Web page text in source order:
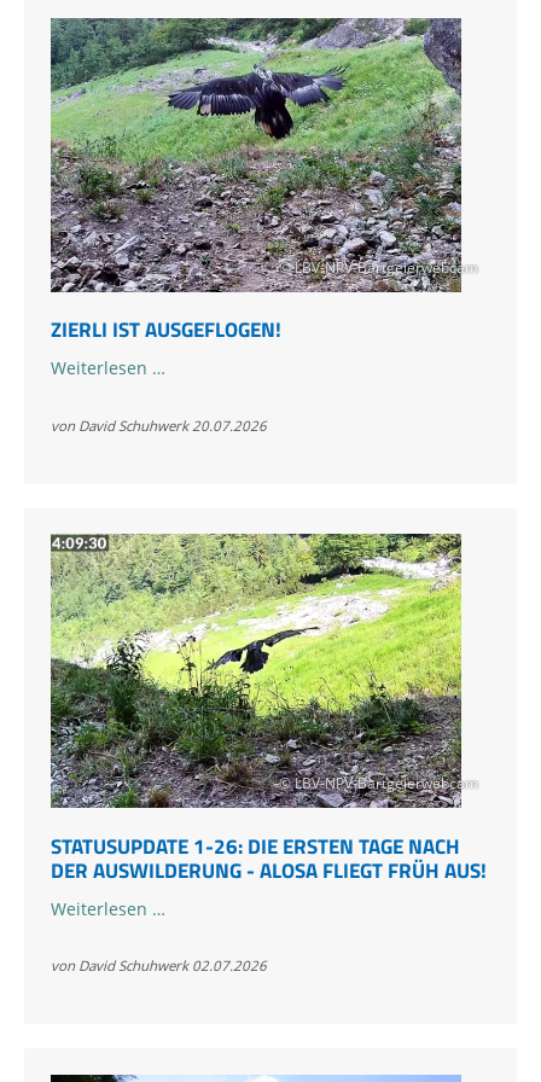
© LBV-NPV-Bartgeierwebcam
ZIERLI IST AUSGEFLOGEN!
Weiterlesen …Zierli
ausgeflogen!
von David Schuhwerk20.07.2026
© LBV-NPV-Bartgeierwebcam
STATUSUPDATE 1-26: DIE ERSTEN TAGE NACH
DER AUSWILDERUNG - ALOSA FLIEGT FRÜH AUS!
Weiterlesen …
26:
von David Schuhwerk 02.07.2026